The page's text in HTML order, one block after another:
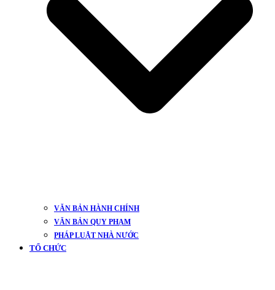
VĂN BẢN HÀNH CHÍNH
VĂN BẢN QUY PHẠM
PHÁP LUẬT NHÀ NƯỚC
TỔ CHỨC